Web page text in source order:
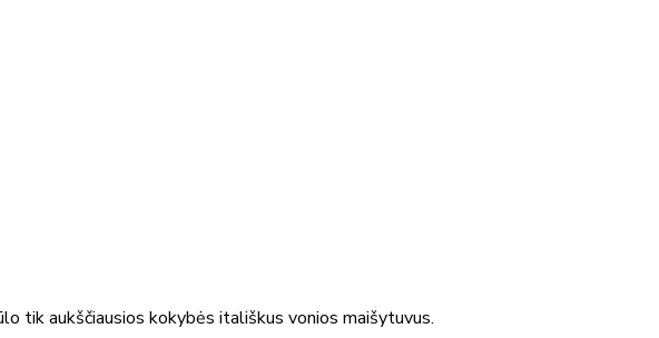
tik aukščiausios kokybės itališkus vonios maišytuvus.